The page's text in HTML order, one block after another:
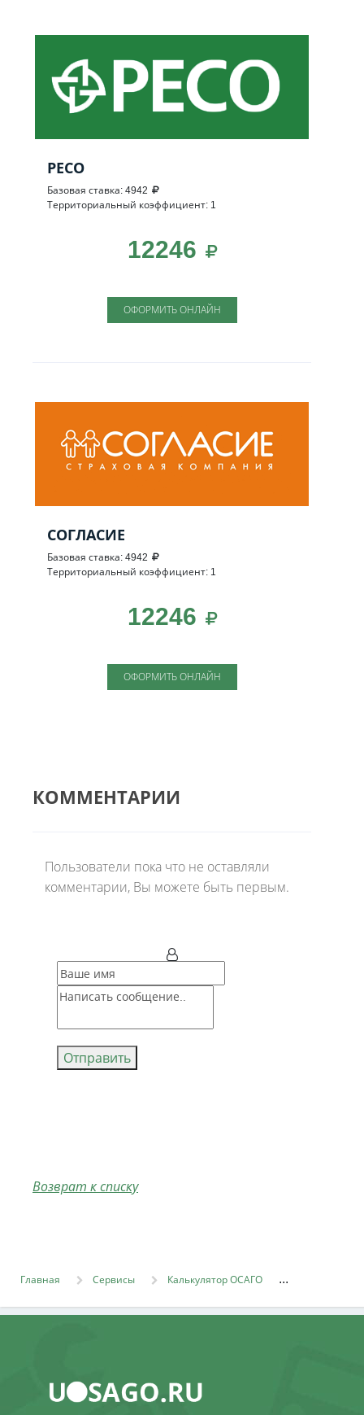
РЕСО
Базовая ставка: 4942
Территориальный коэффициент: 1
12246
ОФОРМИТЬ ОНЛАЙН
СОГЛАСИЕ
Базовая ставка: 4942
Территориальный коэффициент: 1
12246
ОФОРМИТЬ ОНЛАЙН
КОММЕНТАРИИ
Пользователи пока что не оставляли
комментарии, Вы можете быть первым.
Отправить
Возврат к списку
Главная Сервисы Калькулятор ОСАГО